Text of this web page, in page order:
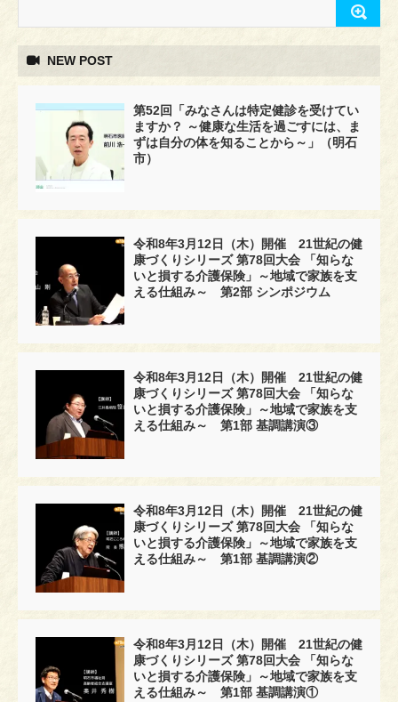
NEW POST
第52回「みなさんは特定健診を受けてい
ますか？ ～健康な生活を過ごすには、ま
ずは自分の体を知ることから～」（明石
市）
令和8年3月12日（木）開催 21世紀の健
康づくりシリーズ 第78回大会 「知らな
いと損する介護保険」～地域で家族を支
える仕組み～ 第2部 シンポジウム
令和8年3月12日（木）開催 21世紀の健
康づくりシリーズ 第78回大会 「知らな
いと損する介護保険」～地域で家族を支
える仕組み～ 第1部 基調講演③
令和8年3月12日（木）開催 21世紀の健
康づくりシリーズ 第78回大会 「知らな
いと損する介護保険」～地域で家族を支
える仕組み～ 第1部 基調講演②
令和8年3月12日（木）開催 21世紀の健
康づくりシリーズ 第78回大会 「知らな
いと損する介護保険」～地域で家族を支
える仕組み～ 第1部 基調講演①